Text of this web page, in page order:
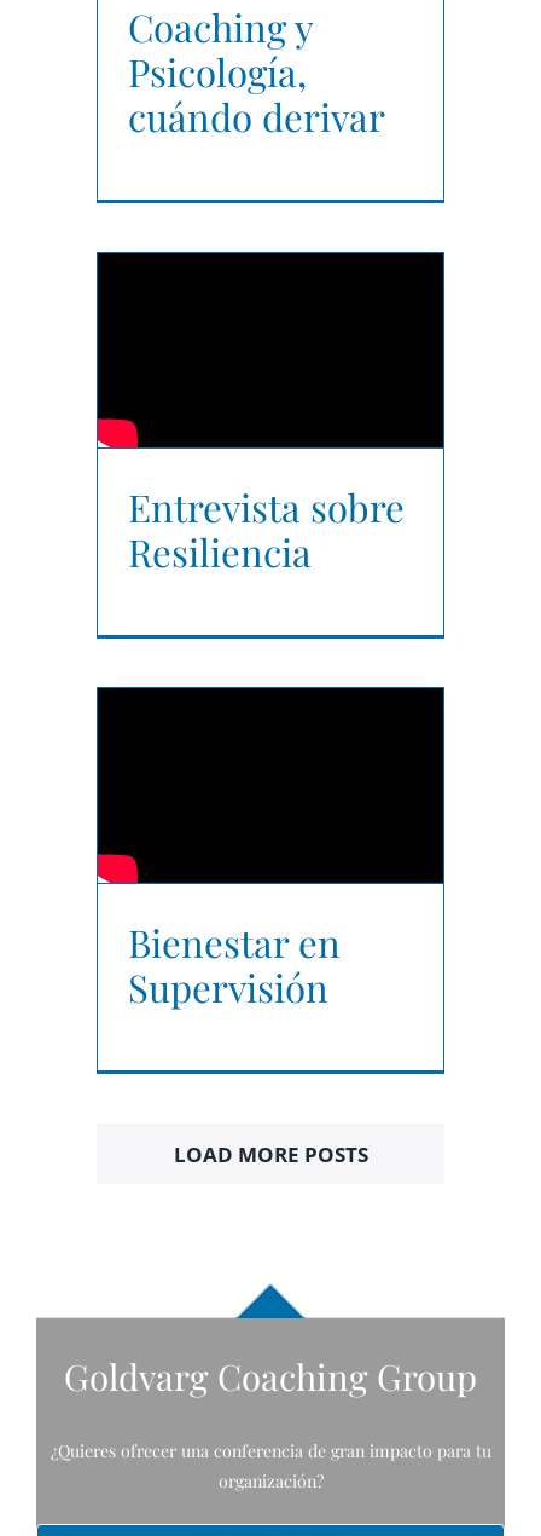
Coaching y
Psicología,
cuándo derivar
Entrevista sobre
Resiliencia
Bienestar en
Supervisión
LOAD MORE POSTS
Goldvarg Coaching Group
¿Quieres ofrecer una conferencia de gran impacto para tu
organización?